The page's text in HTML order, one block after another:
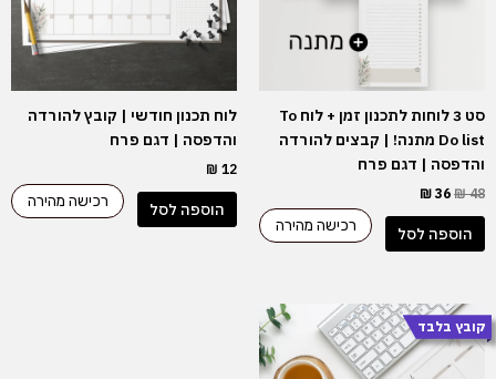
סט 3 לוחות לתכנון זמן + לוח To
Do list מתנה! | קבצים להורדה
והדפסה | דגם פרח
₪48
₪36
הוספה לסל רכישה מהירה
לוח תכנון חודשי | קובץ להורדה
והדפסה | דגם פרח
₪ 12
הוספה לסל רכישה מהירה
קובץ בלבד